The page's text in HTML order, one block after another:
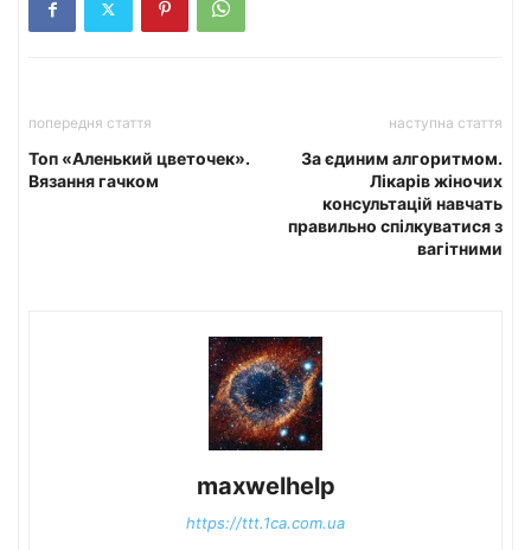
попередня стаття
Топ «Аленький цветочек».
Вязання гачком
наступна стаття
За єдиним алгоритмом.
Лікарів жіночих
консультацій навчать
правильно спілкуватися з
вагітними
maxwelhelp
https://ttt.1ca.com.ua